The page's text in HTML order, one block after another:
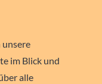
unsere
im Blick und
alle